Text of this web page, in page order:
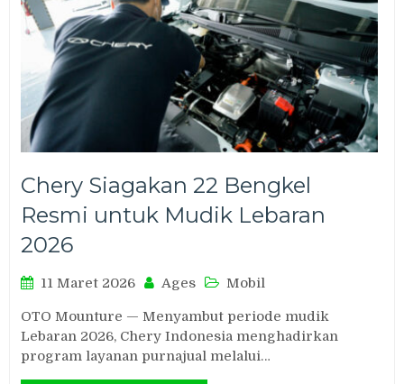
Chery Siagakan 22 Bengkel
Resmi untuk Mudik Lebaran
2026
11 Maret 2026 Ages Mobil
OTO Mounture — Menyambut periode mudik
Lebaran 2026, Chery Indonesia menghadirkan
program layanan purnajual melalui…